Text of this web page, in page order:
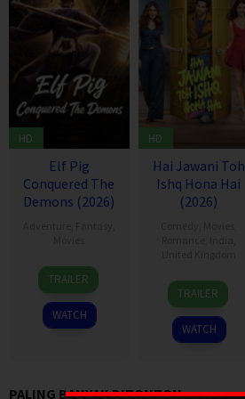
HD
Elf Pig
Conquered The
Demons (2026)
30
Jul
2026
TRAILER
WATCH
HD
Hai Jawani Toh
Ishq Hona Hai
(2026)
4
Jun
2026
David
Dhawan
TRAILER
WATCH
PALING BANYAK DITONTON